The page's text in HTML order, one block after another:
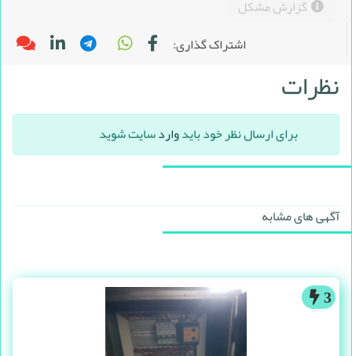
گزارش مشکل
اشتراک گذاری:
نظرات
برای ارسال نظر خود بایدواردسایت شوید
آگهی های مشابه
3